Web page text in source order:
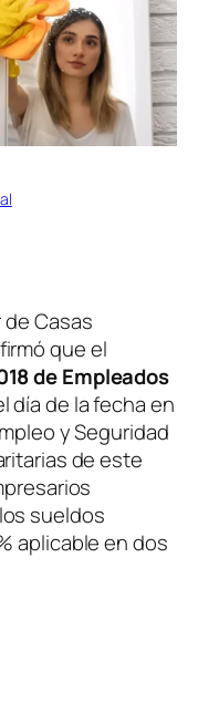
de Casas
que el
de Empleados
día de la fecha en
y Seguridad
de este
sueldos
aplicable en dos